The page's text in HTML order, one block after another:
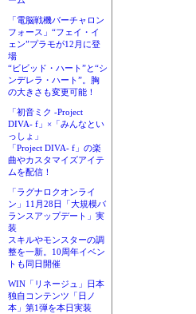
「電脳戦機バーチャロン
フォース」“フェイ・イ
ェン”プラモが12月に登
場
“ビビッド・ハート”と“シ
ンデレラ・ハート”。胸
の大きさも変更可能！
「初音ミク -Project
DIVA- f」×「みんなとい
っしょ」
「Project DIVA- f」の楽
曲やカスタマイズアイテ
ムを配信！
「ラグナロクオンライ
ン」11月28日「大規模バ
ランスアップデート」実
装
スキルやモンスターの調
整を一新。10周年イベン
トも同日開催
WIN「リネージュ」日本
独自コンテンツ「日ノ
本」第1弾を本日実装